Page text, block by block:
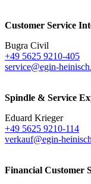
Customer Service
Bugra Civil
+49 5625 9210-405
service@egin-
Spindle & Service
Eduard Krieger
+49 5625 9210-114
verkauf@egin-
Financial Customer